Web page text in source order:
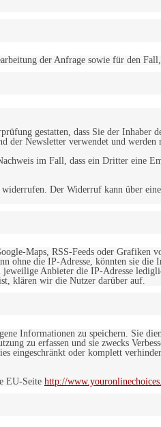
der Anfrage sowie für den Fall,
gestatten, dass Sie der Inhaber
der Newsletter verwendet und
im Fall, dass ein Dritter eine
Der Widerruf kann über
Maps, RSS-Feeds oder Grafiken
ohne die IP-Adresse, könnten sie die
Anbieter die IP-Adresse
klären wir die Nutzer darüber auf.
Informationen zu speichern. Sie
zu erfassen und sie zwecks
eingeschränkt oder komplett
EU-Seite http://